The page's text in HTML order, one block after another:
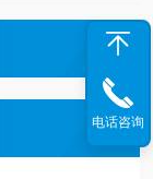
电话咨询